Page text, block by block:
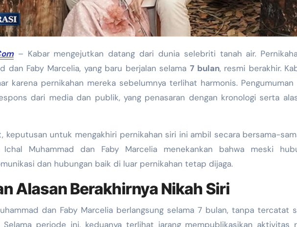
– Kabar mengejutkan datang dari dunia selebriti tanah air.
dan Faby Marcelia, yang baru berjalan selama 7 bulan, resmi berakhir.
karena pernikahan mereka sebelumnya terlihat harmonis. Pengumuman
dari media dan publik, yang penasaran dengan kronologi serta
keputusan untuk mengakhiri pernikahan siri ini ambil secara bersama-
Ichal Muhammad dan Faby Marcelia menekankan bahwa meski
dan hubungan baik di luar pernikahan tetap dijaga.
Alasan Berakhirnya Nikah Siri
dan Faby Marcelia berlangsung selama 7 bulan, tanpa tercatat
periode ini, keduanya terlihat jarang mempublikasikan aktivitas